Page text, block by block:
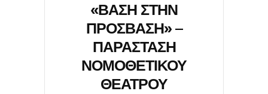
«ΒΑΣΗ ΣΤΗΝ
ΠΡΟΣΒΑΣΗ» –
ΠΑΡΑΣΤΑΣΗ
ΝΟΜΟΘΕΤΙΚΟΥ
ΘΕΑΤΡΟΥ